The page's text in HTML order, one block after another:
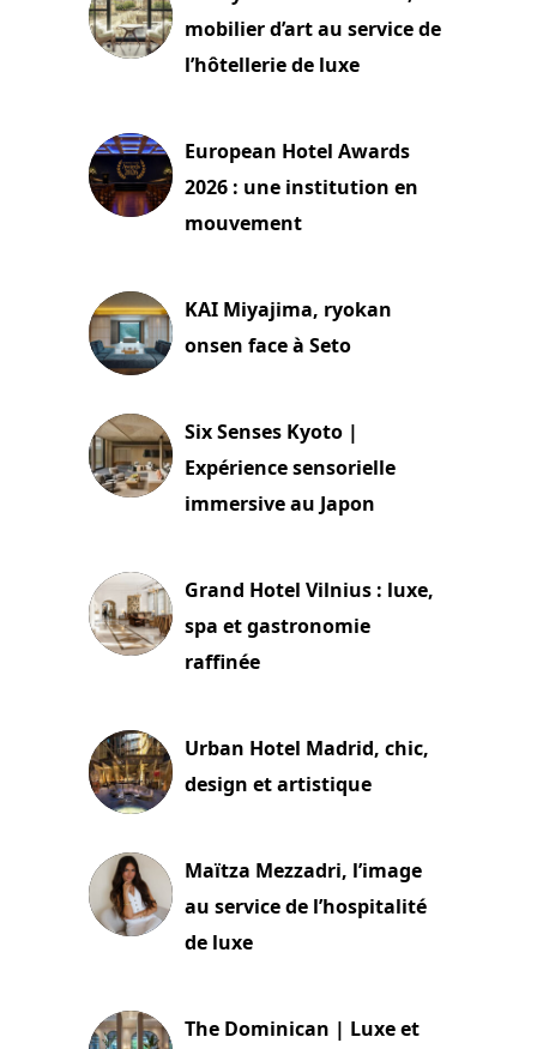
mobilier d’art au service de
l’hôtellerie de luxe
European Hotel Awards
2026 : une institution en
mouvement
KAI Miyajima, ryokan
onsen face à Seto
Six Senses Kyoto |
Expérience sensorielle
immersive au Japon
Grand Hotel Vilnius : luxe,
spa et gastronomie
raffinée
Urban Hotel Madrid, chic,
design et artistique
Maïtza Mezzadri, l’image
au service de l’hospitalité
de luxe
The Dominican | Luxe et